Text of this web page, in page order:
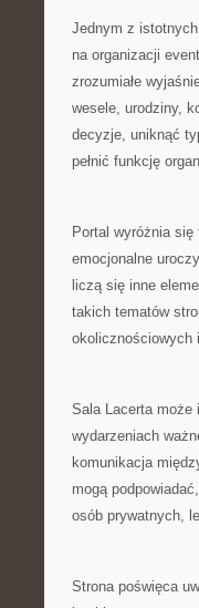
Jednym z
na organizacji
zrozumiałe
wesele, urodziny,
decyzje, uniknąć
pełnić funkcję
Portal wyróżnia
emocjonalne
liczą się inne
takich tematów
okolicznościowych
Sala Lacerta może
wydarzeniach
komunikacja
mogą
osób prywatnych,
Strona poświęca